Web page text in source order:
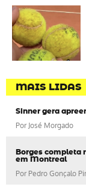
MAIS LIDAS
Sinner gera
PorJosé Morgado
Borges completa
em Montreal
Por Pedro Gonçalo